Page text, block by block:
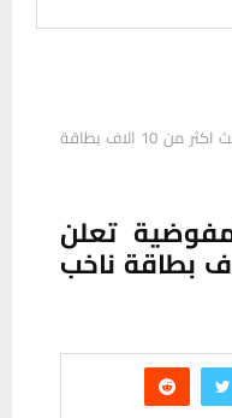
تلفزيون الناصرية: المفوضية تعلن تحديث اكثر من 10 الاف بطاقة
تعلن
اكثر من 10 الاف بطاقة ناخب